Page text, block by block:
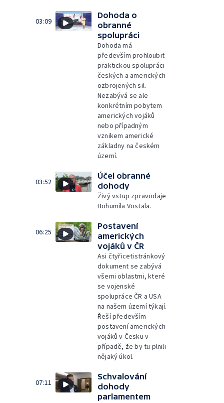
03:09
Dohoda o
obranné
spolupráci
Dohoda má
především prohloubit
praktickou spolupráci
českých a amerických
ozbrojených sil.
Nezabývá se ale
konkrétním pobytem
amerických vojáků
nebo případným
vznikem americké
základny na českém
území.
03:52
Účel obranné
dohody
Živý vstup zpravodaje
Bohumila Vostala.
06:25
Postavení
amerických
vojáků v ČR
Asi čtyřicetistránkový
dokument se zabývá
všemi oblastmi, které
se vojenské
spolupráce ČR a USA
na našem území týkají.
Řeší především
postavení amerických
vojáků v Česku v
případě, že by tu plnili
nějaký úkol.
07:11
Schvalování
dohody
parlamentem